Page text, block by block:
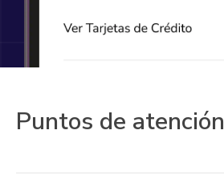
Puntos de atención